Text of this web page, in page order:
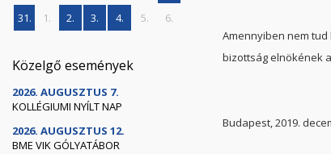
31.
1. 2. 3. 4. 5. 6.
Közelgő események
2026. AUGUSZTUS 7.
KOLLÉGIUMI NYÍLT NAP
2026. AUGUSZTUS 12.
BME VIK GÓLYATÁBOR
Amennyiben nem
bizottság elnökének
Budapest, 2019.